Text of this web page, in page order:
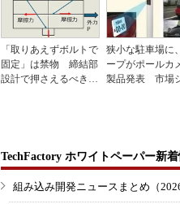
「取りあえずボルトで
固定」は禁物 締結部
設計で押さえるべき基
狭小な駐車場に
ープがポールカ
製品発表 市場
TechFactory ホワイトペーパー新
組み込み開発ニュースまとめ（